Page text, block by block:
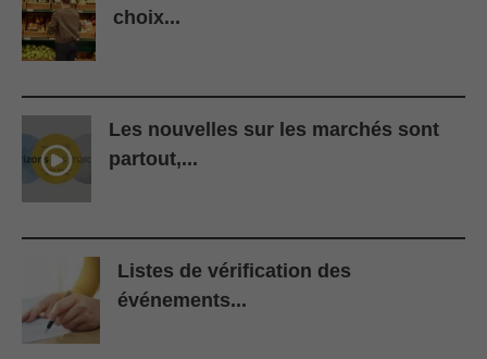
choix...
Les nouvelles sur les marchés sont
partout,...
Listes de vérification des
événements...